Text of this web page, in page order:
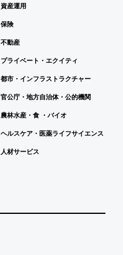
資産運用
保険
不動産
プライベート・エクイティ
都市・インフラストラクチャー
官公庁・地方自治体・公的機関
農林水産・食 ・バイオ
ヘルスケア・医薬ライフサイエンス
人材サービス